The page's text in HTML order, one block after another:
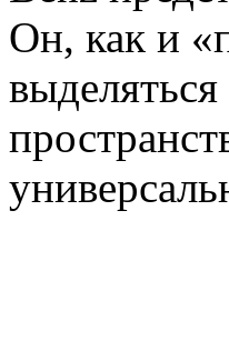
Он, как и